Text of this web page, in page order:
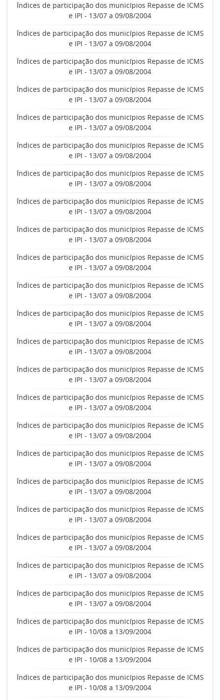
Índices de participação dos municípios Repasse de ICMS
e IPI - 13/07 a 09/08/2004
Índices de participação dos municípios Repasse de ICMS
e IPI - 13/07 a 09/08/2004
Índices de participação dos municípios Repasse de ICMS
e IPI - 13/07 a 09/08/2004
Índices de participação dos municípios Repasse de ICMS
e IPI - 13/07 a 09/08/2004
Índices de participação dos municípios Repasse de ICMS
e IPI - 13/07 a 09/08/2004
Índices de participação dos municípios Repasse de ICMS
e IPI - 13/07 a 09/08/2004
Índices de participação dos municípios Repasse de ICMS
e IPI - 13/07 a 09/08/2004
Índices de participação dos municípios Repasse de ICMS
e IPI - 13/07 a 09/08/2004
Índices de participação dos municípios Repasse de ICMS
e IPI - 13/07 a 09/08/2004
Índices de participação dos municípios Repasse de ICMS
e IPI - 13/07 a 09/08/2004
Índices de participação dos municípios Repasse de ICMS
e IPI - 13/07 a 09/08/2004
Índices de participação dos municípios Repasse de ICMS
e IPI - 13/07 a 09/08/2004
Índices de participação dos municípios Repasse de ICMS
e IPI - 13/07 a 09/08/2004
Índices de participação dos municípios Repasse de ICMS
e IPI - 13/07 a 09/08/2004
Índices de participação dos municípios Repasse de ICMS
e IPI - 13/07 a 09/08/2004
Índices de participação dos municípios Repasse de ICMS
e IPI - 13/07 a 09/08/2004
Índices de participação dos municípios Repasse de ICMS
e IPI - 13/07 a 09/08/2004
Índices de participação dos municípios Repasse de ICMS
e IPI - 13/07 a 09/08/2004
Índices de participação dos municípios Repasse de ICMS
e IPI - 13/07 a 09/08/2004
Índices de participação dos municípios Repasse de ICMS
e IPI - 13/07 a 09/08/2004
Índices de participação dos municípios Repasse de ICMS
e IPI - 13/07 a 09/08/2004
Índices de participação dos municípios Repasse de ICMS
e IPI - 13/07 a 09/08/2004
Índices de participação dos municípios Repasse de ICMS
e IPI - 10/08 a 13/09/2004
Índices de participação dos municípios Repasse de ICMS
e IPI - 10/08 a 13/09/2004
Índices de participação dos municípios Repasse de ICMS
e IPI - 10/08 a 13/09/2004